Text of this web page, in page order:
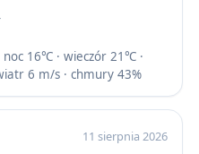
noc 16℃ · wieczór 21℃ ·
6 m/s · chmury 43%
11 sierpnia 2026